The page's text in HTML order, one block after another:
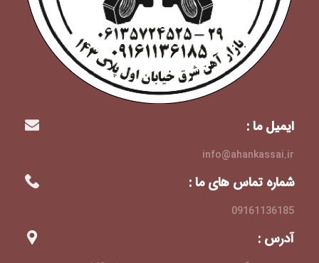
ایمیل ما :
info@ahankassai.ir
شماره تماس های ما :
09161136185
آدرس :